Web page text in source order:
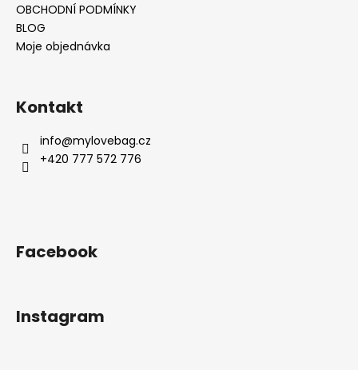
OBCHODNÍ PODMÍNKY
BLOG
Moje objednávka
Kontakt
info@mylovebag.cz
+420 777 572 776
Facebook
Instagram